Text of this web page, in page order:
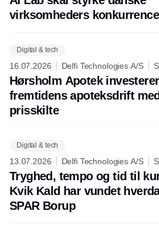
virksomheders
Digital & tech
16.07.2026 Delfi Technologies A/S
Hørsholm Apotek
fremtidens apoteksdrift
prisskilte
Digital & tech
13.07.2026 Delfi Technologies A/S
Tryghed, tempo og tid til
Kvik Kald har vundet
SPAR Borup